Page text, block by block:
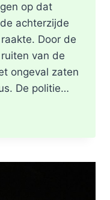
op dat
achterzijde
Door de
van de
ongeval zaten
De politie…